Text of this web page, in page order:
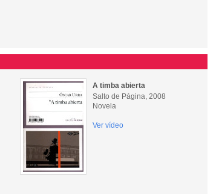
A timba abierta
Salto de Página, 2008
Novela
Ver vídeo